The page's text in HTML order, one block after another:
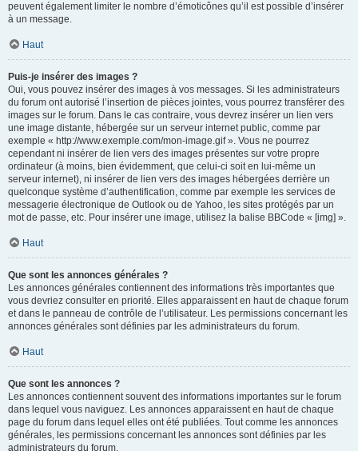
peuvent également limiter le nombre d’émoticônes qu’il est possible d’insérer
à un message.
Haut
Puis-je insérer des images ?
Oui, vous pouvez insérer des images à vos messages. Si les administrateurs
du forum ont autorisé l’insertion de pièces jointes, vous pourrez transférer des
images sur le forum. Dans le cas contraire, vous devrez insérer un lien vers
une image distante, hébergée sur un serveur internet public, comme par
exemple « http://www.exemple.com/mon-image.gif ». Vous ne pourrez
cependant ni insérer de lien vers des images présentes sur votre propre
ordinateur (à moins, bien évidemment, que celui-ci soit en lui-même un
serveur internet), ni insérer de lien vers des images hébergées derrière un
quelconque système d’authentification, comme par exemple les services de
messagerie électronique de Outlook ou de Yahoo, les sites protégés par un
mot de passe, etc. Pour insérer une image, utilisez la balise BBCode « [img] ».
Haut
Que sont les annonces générales ?
Les annonces générales contiennent des informations très importantes que
vous devriez consulter en priorité. Elles apparaissent en haut de chaque forum
et dans le panneau de contrôle de l’utilisateur. Les permissions concernant les
annonces générales sont définies par les administrateurs du forum.
Haut
Que sont les annonces ?
Les annonces contiennent souvent des informations importantes sur le forum
dans lequel vous naviguez. Les annonces apparaissent en haut de chaque
page du forum dans lequel elles ont été publiées. Tout comme les annonces
générales, les permissions concernant les annonces sont définies par les
administrateurs du forum.